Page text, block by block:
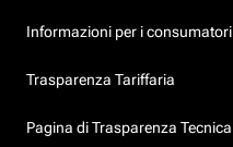
Informazioni per i consumatori
Trasparenza Tariffaria
Pagina di Trasparenza Tecnica